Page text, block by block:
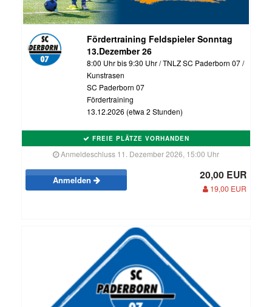
Fördertraining Feldspieler Sonntag
13.Dezember 26
8:00 Uhr bis 9:30 Uhr / TNLZ SC Paderborn 07 /
Kunstrasen
SC Paderborn 07
Fördertraining
13.12.2026 (etwa 2 Stunden)
FREIE PLÄTZE VORHANDEN
Anmeldeschluss 11. Dezember 2026, 15:00 Uhr
Anmelden 20,00 EUR
19,00 EUR